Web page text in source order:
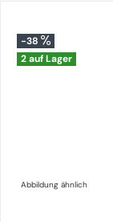
-38
2 auf Lager
Abbildung ähnlich